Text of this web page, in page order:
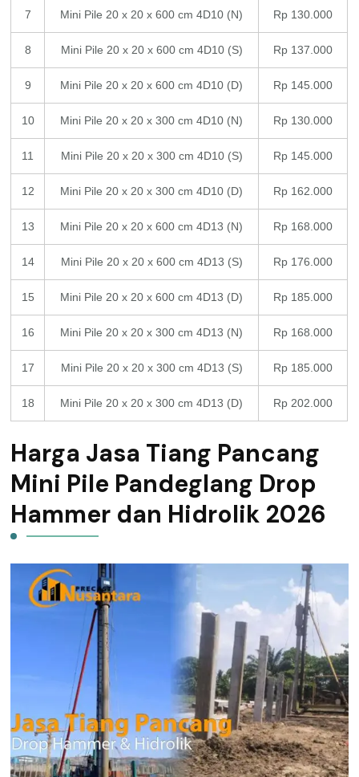
7 Mini Pile 20 x 20 x 600 cm 4D10 (N) Rp 130.000
8 Mini Pile 20 x 20 x 600 cm 4D10 (S) Rp 137.000
9 Mini Pile 20 x 20 x 600 cm 4D10 (D) Rp 145.000
10 Mini Pile 20 x 20 x 300 cm 4D10 (N) Rp 130.000
11 Mini Pile 20 x 20 x 300 cm 4D10 (S) Rp 145.000
12 Mini Pile 20 x 20 x 300 cm 4D10 (D) Rp 162.000
13 Mini Pile 20 x 20 x 600 cm 4D13 (N) Rp 168.000
14 Mini Pile 20 x 20 x 600 cm 4D13 (S) Rp 176.000
15 Mini Pile 20 x 20 x 600 cm 4D13 (D) Rp 185.000
16 Mini Pile 20 x 20 x 300 cm 4D13 (N) Rp 168.000
17 Mini Pile 20 x 20 x 300 cm 4D13 (S) Rp 185.000
18 Mini Pile 20 x 20 x 300 cm 4D13 (D) Rp 202.000
Harga Jasa Tiang Pancang
Mini Pile Pandeglang Drop
Hammer dan Hidrolik 2026